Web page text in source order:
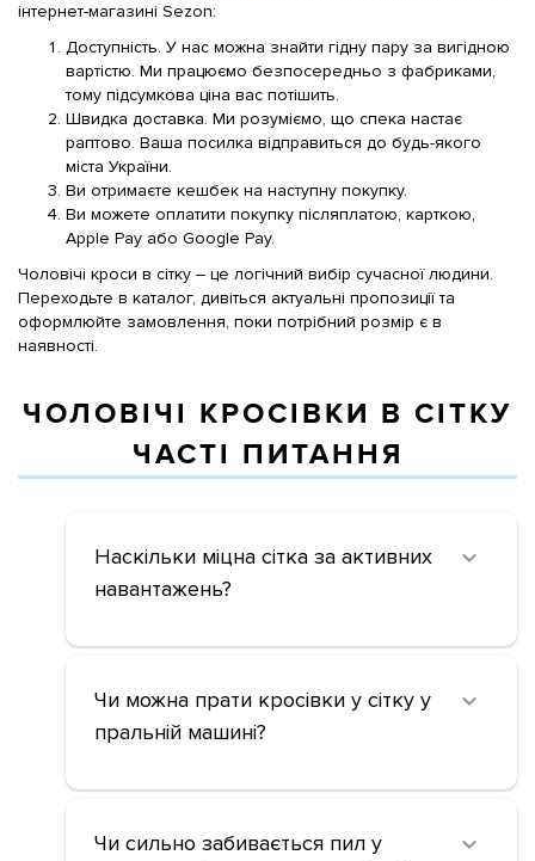
інтернет-магазині Sezon:
Доступність. У нас можна знайти гідну пару за вигідною
вартістю. Ми працюємо безпосередньо з фабриками,
тому підсумкова ціна вас потішить.
Швидка доставка. Ми розуміємо, що спека настає
раптово. Ваша посилка відправиться до будь-якого
міста України.
Ви отримаєте кешбек на наступну покупку.
Ви можете оплатити покупку післяплатою, карткою,
Apple Pay або Google Pay.
Чоловічі кроси в сітку – це логічний вибір сучасної людини.
Переходьте в каталог, дивіться актуальні пропозиції та
оформлюйте замовлення, поки потрібний розмір є в
наявності.
ЧОЛОВІЧІ КРОСІВКИ В СІТКУ
ЧАСТІ ПИТАННЯ
Наскільки міцна сітка за активних
навантажень?
Чи можна прати кросівки у сітку у
пральній машині?
Чи сильно забивається пил у